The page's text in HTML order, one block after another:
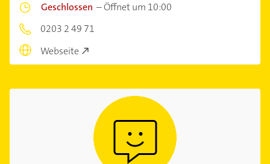
Geschlossen –Öffnet um 10:00
0203 2 49 71
Webseite